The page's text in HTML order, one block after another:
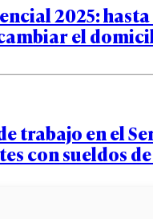
2025:
el
trabajo en el
con sueldos